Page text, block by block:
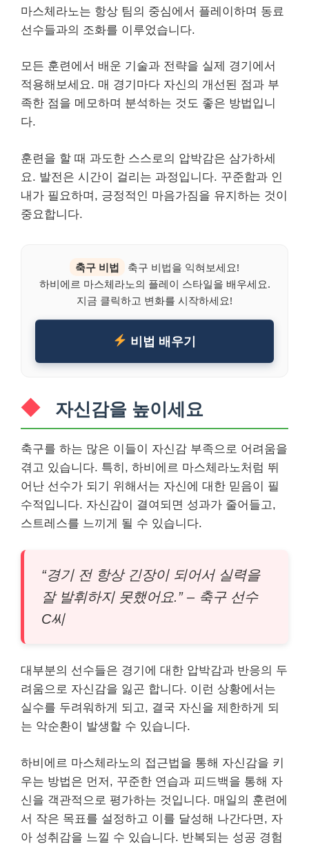
마스체라노는 항상 팀의 중심에서 플레이하며 동료
선수들과의 조화를 이루었습니다.
모든 훈련에서 배운 기술과 전략을 실제 경기에서
적용해보세요. 매 경기마다 자신의 개선된 점과 부
족한 점을 메모하며 분석하는 것도 좋은 방법입니
다.
훈련을 할 때 과도한 스스로의 압박감은 삼가하세
요. 발전은 시간이 걸리는 과정입니다. 꾸준함과 인
내가 필요하며, 긍정적인 마음가짐을 유지하는 것이
중요합니다.
축구 비법
축구 비법을 익혀보세요!
하비에르 마스체라노의 플레이 스타일을 배우세요.
지금 클릭하고 변화를 시작하세요!
비법 배우기
자신감을 높이세요
축구를 하는 많은 이들이 자신감 부족으로 어려움을
겪고 있습니다. 특히, 하비에르 마스체라노처럼 뛰
어난 선수가 되기 위해서는 자신에 대한 믿음이 필
수적입니다. 자신감이 결여되면 성과가 줄어들고,
스트레스를 느끼게 될 수 있습니다.
“경기 전 항상 긴장이 되어서 실력을
잘 발휘하지 못했어요.” – 축구 선수
C씨
대부분의 선수들은 경기에 대한 압박감과 반응의 두
려움으로 자신감을 잃곤 합니다. 이런 상황에서는
실수를 두려워하게 되고, 결국 자신을 제한하게 되
는 악순환이 발생할 수 있습니다.
하비에르 마스체라노의 접근법을 통해 자신감을 키
우는 방법은 먼저, 꾸준한 연습과 피드백을 통해 자
신을 객관적으로 평가하는 것입니다. 매일의 훈련에
서 작은 목표를 설정하고 이를 달성해 나간다면, 자
아 성취감을 느낄 수 있습니다. 반복되는 성공 경험